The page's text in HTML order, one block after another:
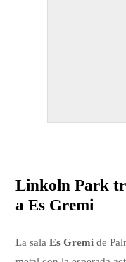
Linkoln Park
a Es Gremi
La salaEs Gremi de